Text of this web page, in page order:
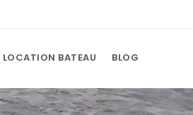
LOCATION BATEAU BLOG